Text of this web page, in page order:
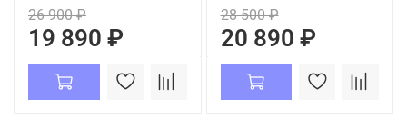
26 900 ₽
19 890 ₽
28 500 ₽
20 890 ₽